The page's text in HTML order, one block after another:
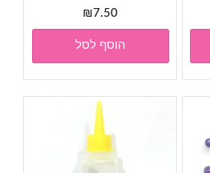
₪7.50
הוסף לסל